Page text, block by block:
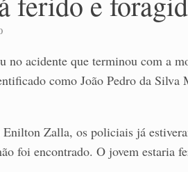
no acidente que terminou com a
como João Pedro da Silva
Zalla, os policiais já
foi encontrado. O jovem estaria